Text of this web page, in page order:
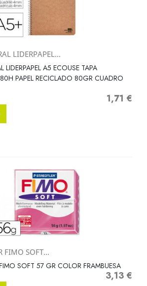
LIDERPAPEL...
LIDERPAPEL A5 ECOUSE TAPA
PAPEL RECICLADO 80GR CUADRO
Precio
1,71 €
FIMO SOFT...
SOFT 57 GR COLOR FRAMBUESA
Precio
3,13 €